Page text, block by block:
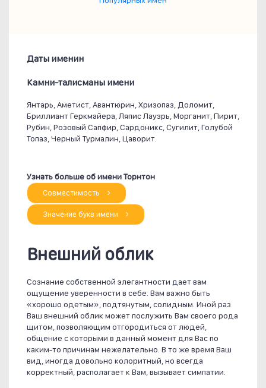
Даты именин
Камни-талисманы имени
Янтарь, Аметист, Авантюрин, Хризопаз, Доломит,
Бриллиант Геркмайера, Ляпис Лаузрь, Морганит, Пирит,
Рубин, Розовый Сапфир, Сардоникс, Сугилит, Голубой
Топаз, Черный Турмалин, Цаворит.
Узнать больше об имени Торнтон
Совместимость
Значение букв имени
Внешний облик
Сознание собственной элегантности дает вам
ощущение уверенности в себе. Вам важно быть
«хорошо одетым», подтянутым, солидным. Иной раз
Ваш внешний облик может послужить Вам своего рода
щитом, позволяющим отгородиться от людей,
общение с которыми в данный момент для Вас по
каким-то причинам нежелательно. В то же время Ваш
вид, иногда довольно колоритный, но всегда
корректный, располагает к Вам, вызывает симпатии.